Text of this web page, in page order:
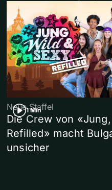
1 Min
Neue Staffel
Die Crew von
Refilled» macht
unsicher